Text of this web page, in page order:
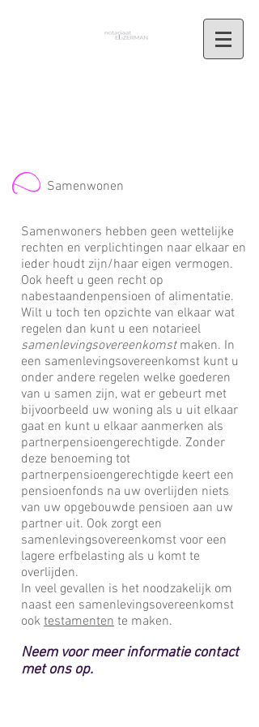
Samenwonen
Samenwoners hebben geen wettelijke
rechten en verplichtingen naar elkaar en
ieder houdt zijn/haar eigen vermogen.
Ook heeft u geen recht op
nabestaandenpensioen of alimentatie.
Wilt u toch ten opzichte van elkaar wat
regelen dan kunt u een notarieel
samenlevingsovereenkomst maken. In
een samenlevingsovereenkomst kunt u
onder andere regelen welke goederen
van u samen zijn, wat er gebeurt met
bijvoorbeeld uw woning als u uit elkaar
gaat en kunt u elkaar aanmerken als
partnerpensioengerechtigde. Zonder
deze benoeming tot
partnerpensioengerechtigde keert een
pensioenfonds na uw overlijden niets
van uw opgebouwde pensioen aan uw
partner uit. Ook zorgt een
samenlevingsovereenkomst voor een
lagere erfbelasting als u komt te
overlijden.
In veel gevallen is het noodzakelijk om
naast een samenlevingsovereenkomst
ook testamenten te maken.
Neem voor meer informatie contact
met ons op.